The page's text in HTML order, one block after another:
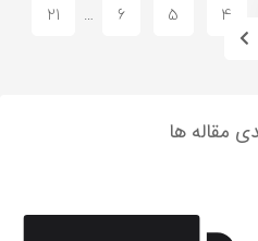
21
مقاله ها